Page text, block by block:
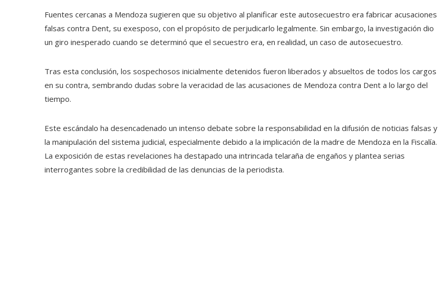
Fuentes cercanas a Mendoza sugieren que su objetivo al planificar este autosecuestro era fabricar acusaciones
falsas contra Dent, su exesposo, con el propósito de perjudicarlo legalmente. Sin embargo, la investigación dio
un giro inesperado cuando se determinó que el secuestro era, en realidad, un caso de autosecuestro.
Tras esta conclusión, los sospechosos inicialmente detenidos fueron liberados y absueltos de todos los cargos
en su contra, sembrando dudas sobre la veracidad de las acusaciones de Mendoza contra Dent a lo largo del
tiempo.
Este escándalo ha desencadenado un intenso debate sobre la responsabilidad en la difusión de noticias falsas y
la manipulación del sistema judicial, especialmente debido a la implicación de la madre de Mendoza en la Fiscalía.
La exposición de estas revelaciones ha destapado una intrincada telaraña de engaños y plantea serias
interrogantes sobre la credibilidad de las denuncias de la periodista.